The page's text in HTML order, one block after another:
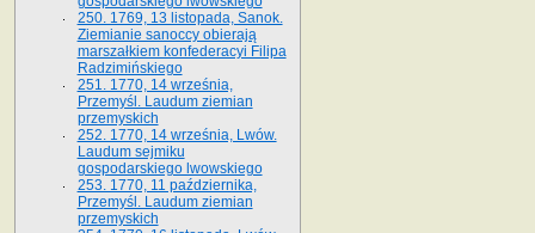
250. 1769, 13 listopada, Sanok.
Ziemianie sanoccy obierają
marszałkiem konfederacyi Filipa
Radzimińskiego
251. 1770, 14 września,
Przemyśl. Laudum ziemian
przemyskich
252. 1770, 14 września, Lwów.
Laudum sejmiku
gospodarskiego lwowskiego
253. 1770, 11 października,
Przemyśl. Laudum ziemian
przemyskich